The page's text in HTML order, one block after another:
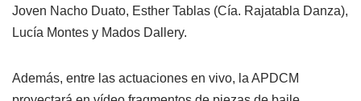
Joven Nacho Duato, Esther Tablas (Cía. Rajatabla Danza),
Lucía Montes y Mados Dallery.
Además, entre las actuaciones en vivo, la APDCM